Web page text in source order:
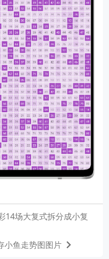
14场大复式拆分成小复
小鱼走势图图片